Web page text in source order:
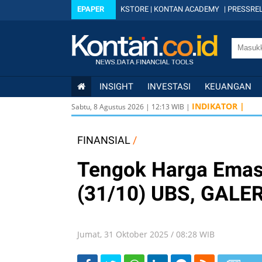
EPAPER KSTORE | KONTAN ACADEMY |
INSIGHT INVESTASI KEUANGAN
Sabtu, 8 Agustus 2026 | 12:13 WIB | INDIKATOR |
FINANSIAL /
Tengok Harga
(31/10) UBS,
Jumat, 31 Oktober 2025 / 08:28 WIB